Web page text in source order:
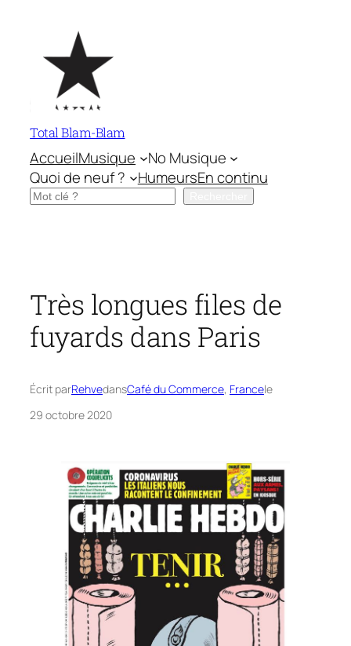
contenu
Total Blam-Blam
AccueilMusique
No Musique
Quoi de neuf ?
HumeursEn continu
Rechercher
Très longues files de
fuyards dans Paris
Écrit parRehvedansCafé du Commerce, Francele
29 octobre 2020